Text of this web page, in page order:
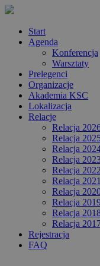
Start
Agenda
Konferencja
Warsztaty
Prelegenci
Organizacje
Akademia KSC
Lokalizacja
Relacje
Relacja
Relacja
Relacja
Relacja
Relacja 2022
Relacja 2021
Relacja
Relacja
Relacja
Relacja
Rejestracja
FAQ